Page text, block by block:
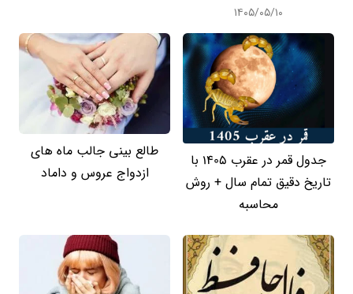
۱۴۰۵/۰۵/۱۰
جدول قمر در عقرب 1405 با
تاریخ دقیق تمام سال + روش
محاسبه
طالع بینی جالب ماه های
ازدواج عروس و داماد